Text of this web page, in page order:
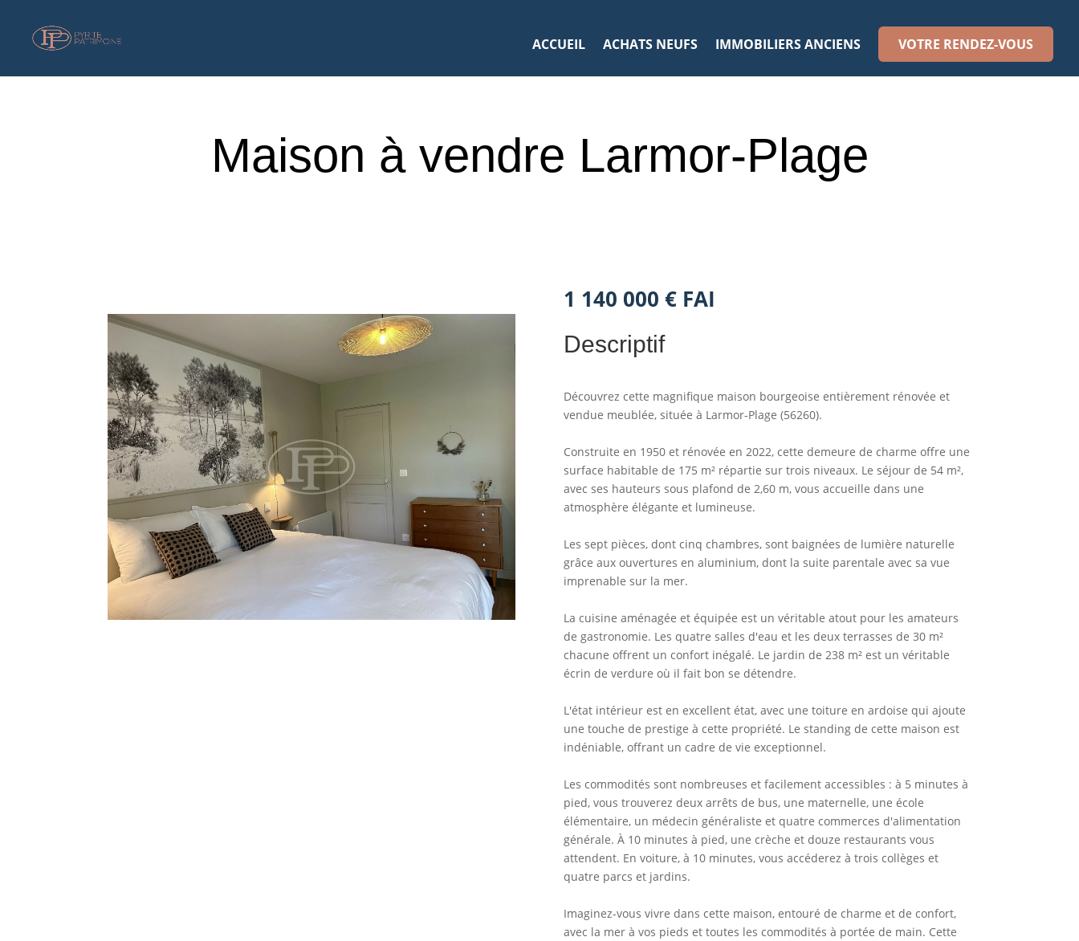
ACCUEIL ACHATS NEUFS IMMOBILIERS ANCIENS VOTRE RENDEZ-VOUS
Maison à vendre Larmor-Plage
1 140 000 € FAI
Descriptif
Découvrez cette magnifique maison bourgeoise entièrement rénovée et
vendue meublée, située à Larmor-Plage (56260).
Construite en 1950 et rénovée en 2022, cette demeure de charme offre une
surface habitable de 175 m² répartie sur trois niveaux. Le séjour de 54 m²,
avec ses hauteurs sous plafond de 2,60 m, vous accueille dans une
atmosphère élégante et lumineuse.
Les sept pièces, dont cinq chambres, sont baignées de lumière naturelle
grâce aux ouvertures en aluminium, dont la suite parentale avec sa vue
imprenable sur la mer.
La cuisine aménagée et équipée est un véritable atout pour les amateurs
de gastronomie. Les quatre salles d'eau et les deux terrasses de 30 m²
chacune offrent un confort inégalé. Le jardin de 238 m² est un véritable
écrin de verdure où il fait bon se détendre.
L'état intérieur est en excellent état, avec une toiture en ardoise qui ajoute
une touche de prestige à cette propriété. Le standing de cette maison est
indéniable, offrant un cadre de vie exceptionnel.
Les commodités sont nombreuses et facilement accessibles : à 5 minutes à
pied, vous trouverez deux arrêts de bus, une maternelle, une école
élémentaire, un médecin généraliste et quatre commerces d'alimentation
générale. À 10 minutes à pied, une crèche et douze restaurants vous
attendent. En voiture, à 10 minutes, vous accéderez à trois collèges et
quatre parcs et jardins.
Imaginez-vous vivre dans cette maison, entouré de charme et de confort,
avec la mer à vos pieds et toutes les commodités à portée de main. Cette